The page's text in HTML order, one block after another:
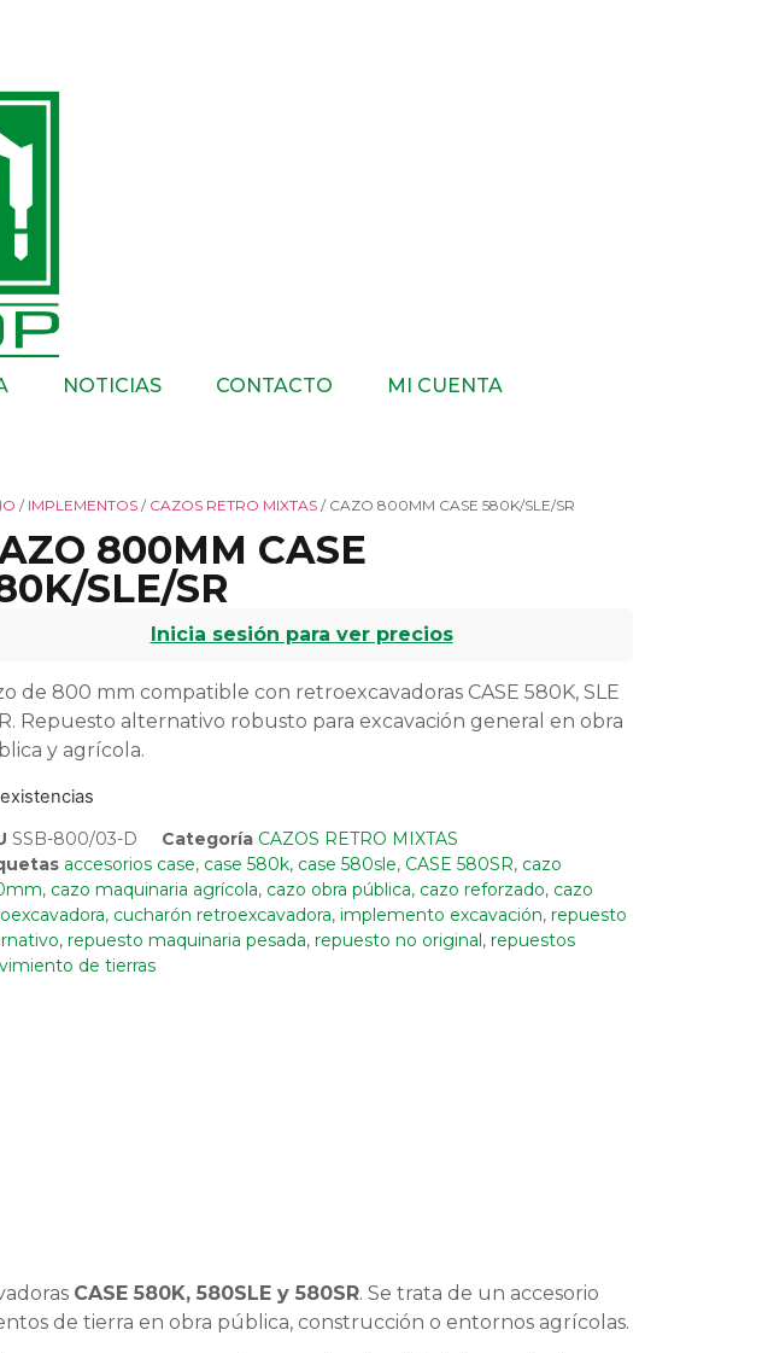
NOTICIAS CONTACTO MI CUENTA
/ IMPLEMENTOS / CAZOS RETRO MIXTAS / CAZO 800MM CASE 580K/SLE/SR
800MM CASE
SLE/SR
Inicia sesión para ver precios
de 800 mm compatible con retroexcavadoras CASE 580K, SLE
Repuesto alternativo robusto para excavación general en obra
y agrícola.
SSB-800/03-D Categoría CAZOS RETRO MIXTAS
accesorios case, case 580k, case 580sle, CASE 580SR, cazo
, cazo maquinaria agrícola, cazo obra pública, cazo reforzado, cazo
, cucharón retroexcavadora, implemento excavación, repuesto
, repuesto maquinaria pesada, repuesto no original, repuestos
de tierras
CASE 580K, 580SLE y 580SR. Se trata de un accesorio
de tierra en obra pública, construcción o entornos agrícolas.